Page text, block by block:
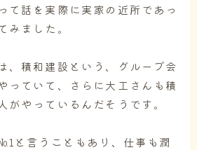
て話を実際に実家の近所であっ
みました。
、積和建設という、グループ会
っていて、さらに大工さんも積
がやっているんだそうです。
と言うこともあり、仕事も潤